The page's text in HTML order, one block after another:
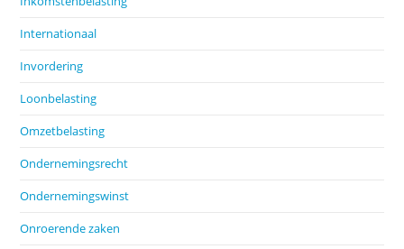
Internationaal
Invordering
Loonbelasting
Omzetbelasting
Ondernemingsrecht
Ondernemingswinst
Onroerende zaken